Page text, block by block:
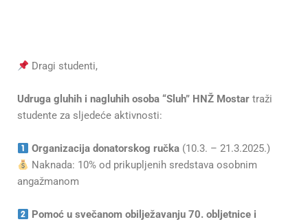
Dragi studenti,
Udruga gluhih i nagluhih osoba “Sluh” HNŽ Mostar traži
studente za sljedeće aktivnosti:
Organizacija donatorskog ručka (10.3. – 21.3.2025.)
Naknada: 10% od prikupljenih sredstava osobnim
angažmanom
Pomoć u svečanom obilježavanju 70. obljetnice i